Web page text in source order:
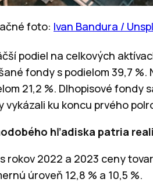
foto: Ivan Bandura /
podiel na celkových
fondy s podielom 39,7
21,2 %. Dlhopisové fondy
vykázali ku koncu prvého
hľadiska patria
rokov 2022 a 2023 ceny
úroveň 12,8 % a 10,5 %.